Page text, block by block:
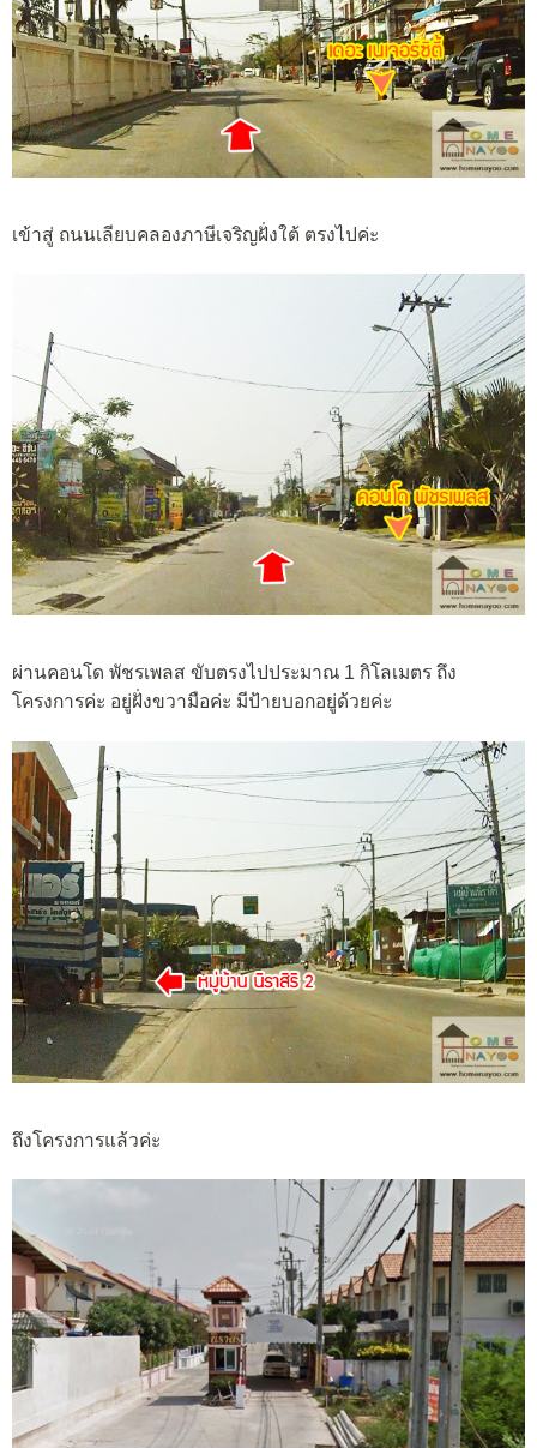
เข้าสู่ ถนนเลียบคลองภาษีเจริญฝั่งใต้ ตรงไปค่ะ
ผ่านคอนโด พัชรเพลส ขับตรงไปประมาณ 1 กิโลเมตร ถึง
โครงการค่ะ อยู่ฝั่งขวามือค่ะ มีป้ายบอกอยู่ด้วยค่ะ
ถึงโครงการแล้วค่ะ